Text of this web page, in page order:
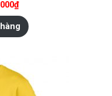
ĐANG
GIẢM
GIÁ
₫